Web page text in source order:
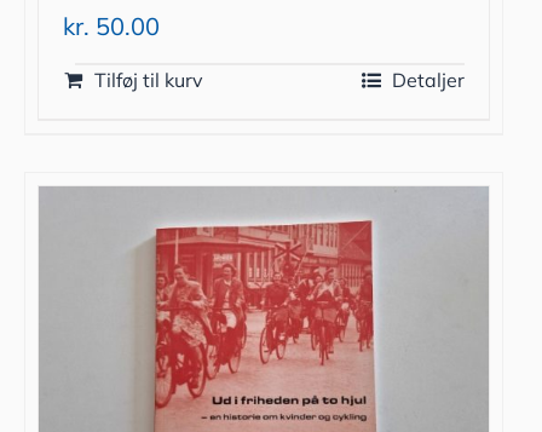
kr. 50.00
Tilføj til kurv Detaljer